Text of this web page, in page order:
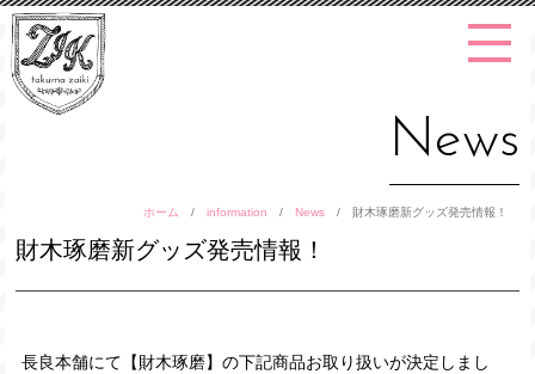
News
ホーム / information / News / 財木琢磨新グッズ発売情報！
財木琢磨新グッズ発売情報！
長良本舗にて【財木琢磨】の下記商品お取り扱いが決定しまし